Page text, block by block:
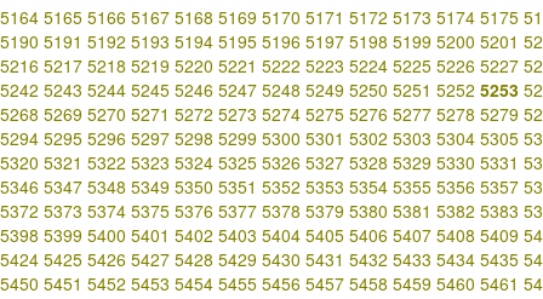
5164 5165 5166 5167 5168 5169 5170 5171 5172 5173 5174 5175
5190 5191 5192 5193 5194 5195 5196 5197 5198 5199 5200 5201
5216 5217 5218 5219 5220 5221 5222 5223 5224 5225 5226 5227
5242 5243 5244 5245 5246 5247 5248 5249 5250 5251 5252 5253
5268 5269 5270 5271 5272 5273 5274 5275 5276 5277 5278 5279
5294 5295 5296 5297 5298 5299 5300 5301 5302 5303 5304 5305
5320 5321 5322 5323 5324 5325 5326 5327 5328 5329 5330 5331
5346 5347 5348 5349 5350 5351 5352 5353 5354 5355 5356 5357
5372 5373 5374 5375 5376 5377 5378 5379 5380 5381 5382 5383
5398 5399 5400 5401 5402 5403 5404 5405 5406 5407 5408 5409
5424 5425 5426 5427 5428 5429 5430 5431 5432 5433 5434 5435
5450 5451 5452 5453 5454 5455 5456 5457 5458 5459 5460 5461